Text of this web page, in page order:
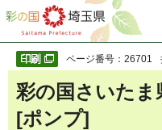
彩の国 埼玉県
ページ番号：26701
彩の国さいたま
[ポンプ]